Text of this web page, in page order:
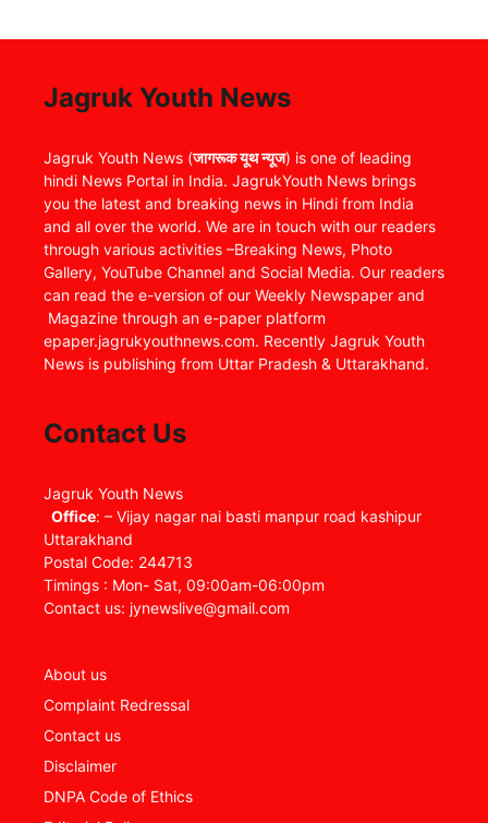
Jagruk Youth News
Jagruk Youth News (जागरूक यूथ न्यूज) is one of leading
hindi News Portal in India. JagrukYouth News brings
you the latest and breaking news in Hindi from India
and all over the world. We are in touch with our readers
through various activities –Breaking News, Photo
Gallery, YouTube Channel and Social Media. Our readers
can read the e-version of our Weekly Newspaper and
Magazine through an e-paper platform
epaper.jagrukyouthnews.com. Recently Jagruk Youth
News is publishing from Uttar Pradesh & Uttarakhand.
Contact Us
Jagruk Youth News
Office: – Vijay nagar nai basti manpur road kashipur
Uttarakhand
Postal Code: 244713
Timings : Mon- Sat, 09:00am-06:00pm
Contact us: jynewslive@gmail.com
About us
Complaint Redressal
Contact us
Disclaimer
DNPA Code of Ethics